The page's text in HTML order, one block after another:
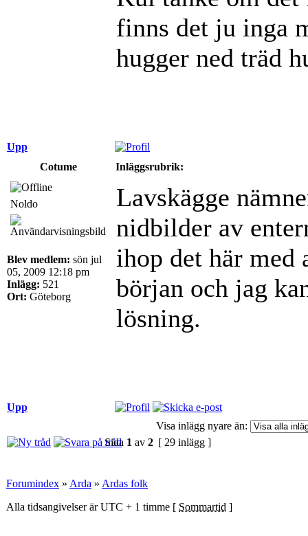
finns det ju inga
hugger ned träd
Upp
Cotume
Inläggsrubrik:
Noldo
Blev medlem: sön jul
05, 2009 12:18 pm
Inlägg: 521
Ort: Göteborg
Lavskägge
nidbilder av
ihop det här med
början och jag
lösning.
Upp
Visa inlägg nyare än:
Sida 1 av 2 [ 29 inlägg ]
Forumindex » Arda » Ardas folk
Alla tidsangivelser är UTC + 1 timme [ Sommartid ]